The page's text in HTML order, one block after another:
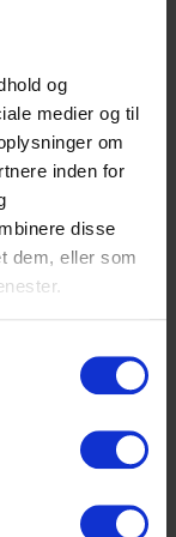
og
medier og til
om
inden for
disse
dem, eller som
i første omgang via
ved
udover de
bygge på
komme til os i